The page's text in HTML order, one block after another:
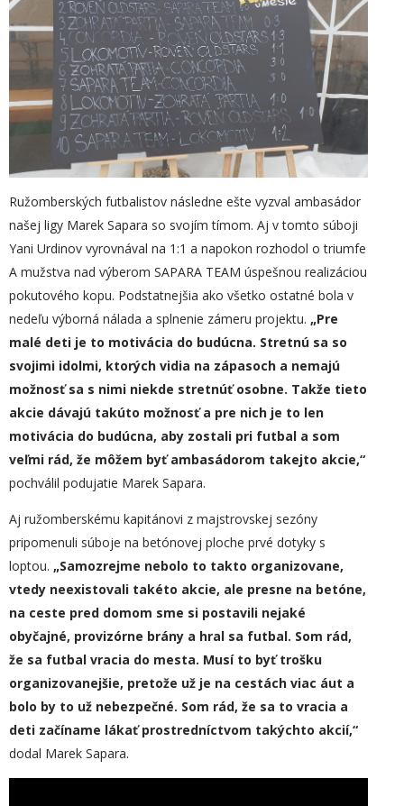
Ružomberských futbalistov následne ešte vyzval ambasádor
našej ligy Marek Sapara so svojím tímom. Aj v tomto súboji
Yani Urdinov vyrovnával na 1:1 a napokon rozhodol o triumfe
A mužstva nad výberom SAPARA TEAM úspešnou realizáciou
pokutového kopu. Podstatnejšia ako všetko ostatné bola v
nedeľu výborná nálada a splnenie zámeru projektu. „Pre
malé deti je to motivácia do budúcna. Stretnú sa so
svojimi idolmi, ktorých vidia na zápasoch a nemajú
možnosť sa s nimi niekde stretnúť osobne. Takže tieto
akcie dávajú takúto možnosť a pre nich je to len
motivácia do budúcna, aby zostali pri futbal a som
veľmi rád, že môžem byť ambasádorom takejto akcie,“
pochválil podujatie Marek Sapara.
Aj ružomberskému kapitánovi z majstrovskej sezóny
pripomenuli súboje na betónovej ploche prvé dotyky s
loptou. „Samozrejme nebolo to takto organizovane,
vtedy neexistovali takéto akcie, ale presne na betóne,
na ceste pred domom sme si postavili nejaké
obyčajné, provizórne brány a hral sa futbal. Som rád,
že sa futbal vracia do mesta. Musí to byť trošku
organizovanejšie, pretože už je na cestách viac áut a
bolo by to už nebezpečné. Som rád, že sa to vracia a
deti začíname lákať prostredníctvom takýchto akcií,“
dodal Marek Sapara.